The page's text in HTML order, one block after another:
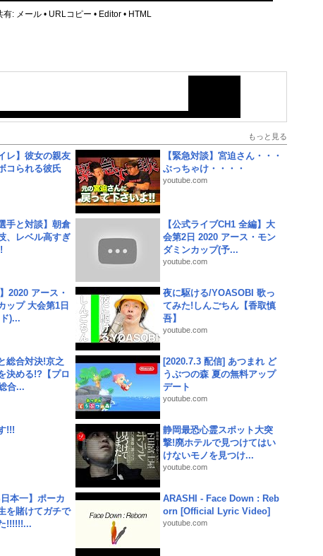
有: メール • URLコピー • Editor • HTML
もっと見る
レ】彼女の親友
コられる彼氏
【緊急対談】宮迫さん・・・
ぶっちゃけ・・・・
youtube.com
手と対談】朝倉
、レベル高すぎ
【公式ライブCH1 全編】大
会第2日 2020 アース・モン
ダミンカップ(予...
youtube.com
2020 アース・
ップ 大会第1日
)...
夜に駆ける/YOASOBI 歌っ
てみた!しんごちん【香取慎
吾】
youtube.com
総合対決!京之
決める!?【プロ
合...
[2020.7.3 配信] あつまれ ど
うぶつの森 夏の無料アップ
デート
youtube.com
!!!
静岡最恐心霊スポット大突
撃!廃ホテルで見つけてはい
けないモノを見つけ...
youtube.com
日本一】ポーカ
を賭けてガチで
!!!!!!...
ARASHI - Face Down : Reb
orn [Official Lyric Video]
youtube.com